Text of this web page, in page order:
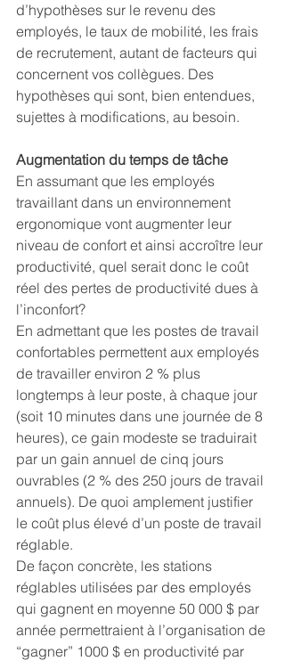
d’hypothèses sur le revenu des
employés, le taux de mobilité, les frais
de recrutement, autant de facteurs qui
concernent vos collègues. Des
hypothèses qui sont, bien entendues,
sujettes à modifications, au besoin.
Augmentation du temps de tâche
En assumant que les employés
travaillant dans un environnement
ergonomique vont augmenter leur
niveau de confort et ainsi accroître leur
productivité, quel serait donc le coût
réel des pertes de productivité dues à
l’inconfort?
En admettant que les postes de travail
confortables permettent aux employés
de travailler environ 2 % plus
longtemps à leur poste, à chaque jour
(soit 10 minutes dans une journée de 8
heures), ce gain modeste se traduirait
par un gain annuel de cinq jours
ouvrables (2 % des 250 jours de travail
annuels). De quoi amplement justifier
le coût plus élevé d’un poste de travail
réglable.
De façon concrète, les stations
réglables utilisées par des employés
qui gagnent en moyenne 50 000 $ par
année permettraient à l’organisation de
“gagner” 1000 $ en productivité par